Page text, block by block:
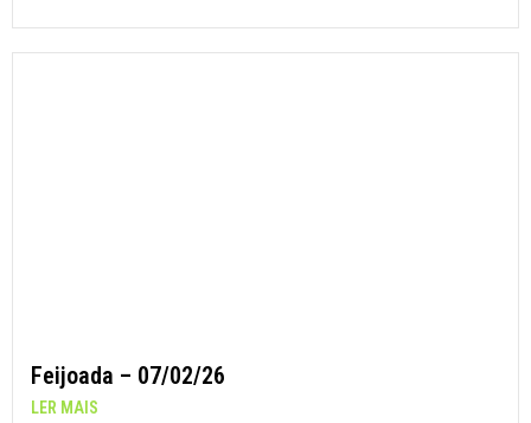
Feijoada – 07/02/26
LER MAIS